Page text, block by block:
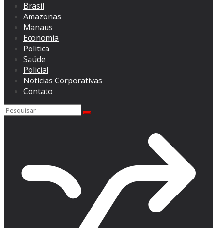
Brasil
Amazonas
Manaus
Economia
Politica
Saúde
Policial
Notícias Corporativas
Contato